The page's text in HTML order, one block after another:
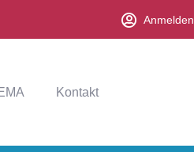
Anmelden
Kontakt